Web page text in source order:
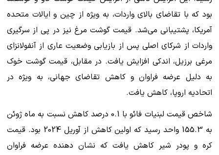
بود که با تقاضای بالای واردات، به ویژه از چین و ایالات متحده
آمریکا، پشتیبانی می‌شد. قیمت گوشت مرغ نیز در پی از سرگیری
واردات از شرکای اصلی پس از بازیابی وضعیت عاری از آنفولانزای
مرغی برزیل، اندکی افزایش یافت. در مقابل، قیمت گوشت خوک
به دلیل عرضه فراوان و کاهش تقاضای جهانی، به ویژه در
اتحادیه اروپا، کاهش یافت.
شاخص قیمت لبنیات فائو با 0.1 درصد کاهش نسبت به ماه ژوئن
به 155.3 واحد رسید که اولین کاهش از آوریل 2024 بود. قیمت
کره و پودر شیر کاهش یافت که نشان دهنده عرضه فراوان